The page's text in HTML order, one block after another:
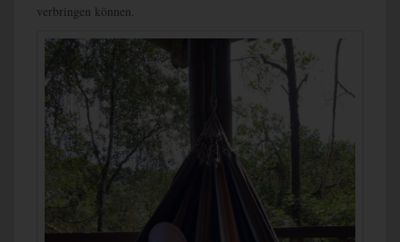
verbringen können.